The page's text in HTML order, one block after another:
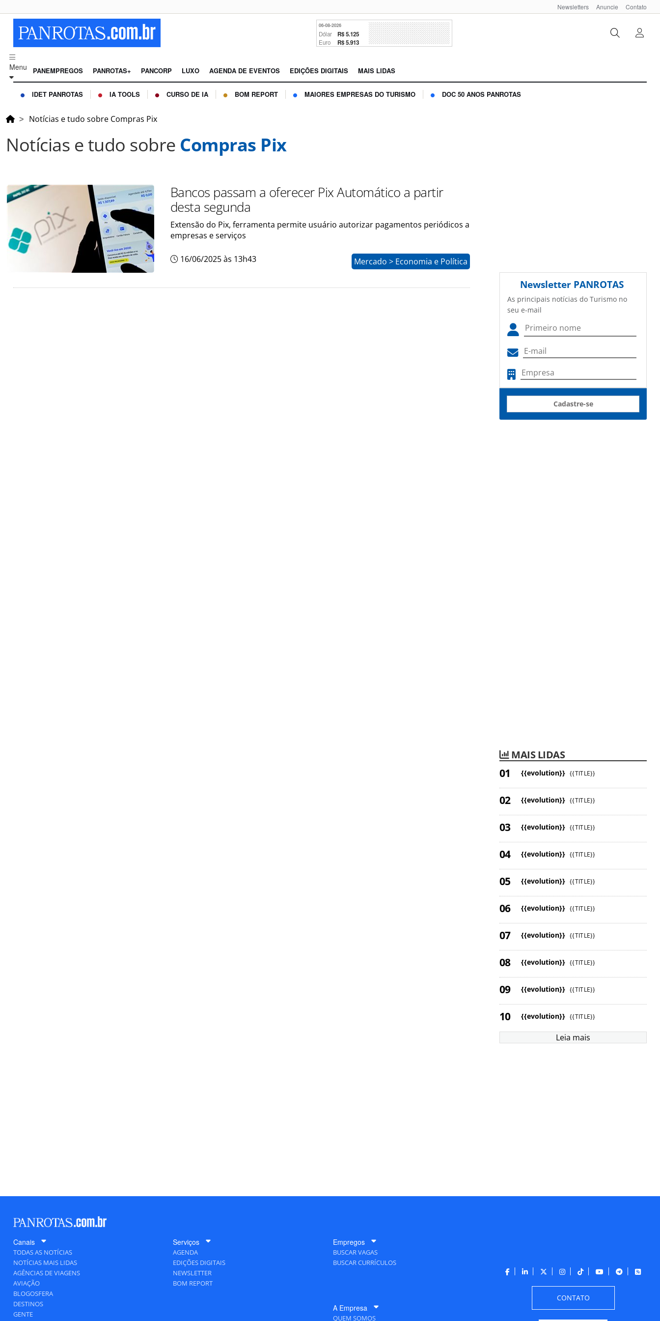
Newsletters Anuncie Contato
06-08-2026
Dólar R$ 5.125
Euro R$ 5.913
Menu PANEMPREGOS PANROTAS+ PANCORP LUXO AGENDA DE EVENTOS EDIÇÕES DIGITAIS MAIS LIDAS
IDET PANROTAS IA TOOLS CURSO DE IA BOM REPORT MAIORES EMPRESAS DO TURISMO DOC 50 ANOS PANROTAS
Notícias e tudo sobre Compras Pix
Notícias e tudo sobre Compras Pix
Bancos passam a oferecer Pix Automático a partir
desta segunda
Extensão do Pix, ferramenta permite usuário autorizar pagamentos periódicos a
empresas e serviços
16/06/2025 às 13h43 Mercado > Economia e Política
Newsletter PANROTAS
As principais notícias do Turismo no
seu e-mail
Cadastre-se
MAIS LIDAS
{{evolution}} {{TITLE}}
{{evolution}} {{TITLE}}
{{evolution}} {{TITLE}}
{{evolution}} {{TITLE}}
{{evolution}} {{TITLE}}
{{evolution}} {{TITLE}}
{{evolution}} {{TITLE}}
{{evolution}} {{TITLE}}
{{evolution}} {{TITLE}}
{{evolution}} {{TITLE}}
Leia mais
Canais
TODAS AS NOTÍCIAS
NOTÍCIAS MAIS LIDAS
AGÊNCIAS DE VIAGENS
AVIAÇÃO
BLOGOSFERA
DESTINOS
GENTE
Serviços
AGENDA
EDIÇÕES DIGITAIS
NEWSLETTER
BOM REPORT
Empregos
BUSCAR VAGAS
BUSCAR CURRÍCULOS
A Empresa
QUEM SOMOS
CONTATO